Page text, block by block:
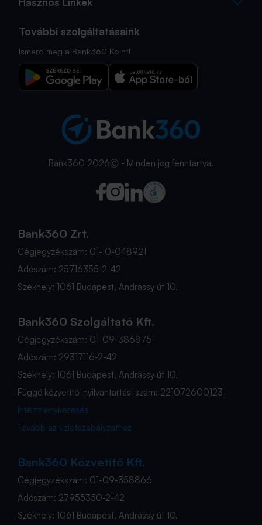
További szolgáltatásaink
Ismerd meg a Bank360 Koint!
Bank360 2026Ⓒ - Minden jog fenntartva.
Bank360 Zrt.
Cégjegyzékszám: 01-10-048921
Adószám: 25716355-2-42
Székhely: 1061 Budapest, Andrássy út 10.
Bank360 Szolgáltató Kft.
Cégjegyzékszám: 01-09-386875
Adószám: 29317116-2-42
Székhely: 1061 Budapest, Andrássy út 10.
Függő közvetítői nyilvántartási szám: 221072600123
Intézménykeresés
Tovább az üzletszabályzathoz
Bank360 Közvetítő Kft.
Cégjegyzékszám: 01-09-358866
Adószám: 27955350-2-42
Székhely: 1061 Budapest, Andrássy út 10.